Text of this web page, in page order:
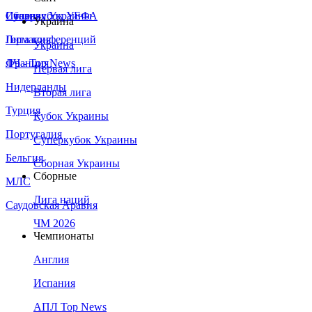
Сборная Украины
Италия
Германия
Франция
Нидерланды
Турция
Португалия
Бельгия
МЛС
Саудовская Аравия
Суперкубок УЕФА
Лига конференций
ЛЧ - Top News
Украина
Украина
Первая лига
Вторая лига
Кубок Украины
Суперкубок Украины
Сборная Украины
Сборные
Лига наций
ЧМ 2026
Чемпионаты
Англия
Испания
АПЛ Top News